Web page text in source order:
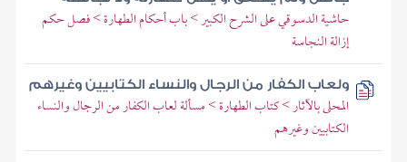
حاشية الدسوقي على الشرح الكبير > باب أحكام الطهارة > فصل حكم
إزالة النجاسة
ولعاب الكفار من الرجال والنساء الكتابيين وغيرهم
المحلى بالآثار > كتاب الطهارة > مسألة لعاب الكفار من الرجال والنساء
الكتابيين وغيرهم